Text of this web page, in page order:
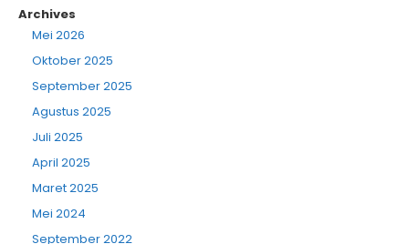
Archives
Mei 2026
Oktober 2025
September 2025
Agustus 2025
Juli 2025
April 2025
Maret 2025
Mei 2024
September 2022